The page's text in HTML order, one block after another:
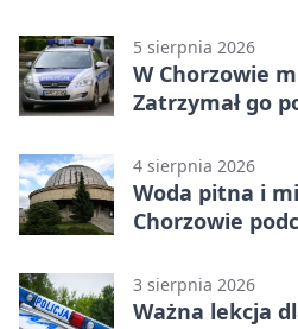
5 sierpnia 2026
W Chorzowie
Zatrzymał go
4 sierpnia 2026
Woda pitna i
Chorzowie
3 sierpnia 2026
Ważna lekcja